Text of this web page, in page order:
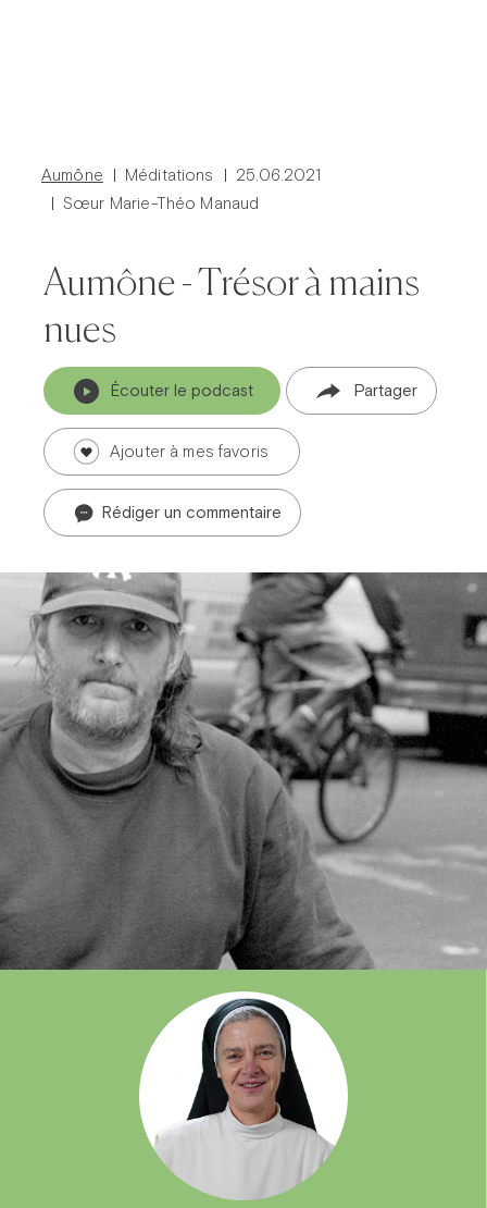
Prier dans la ville
Théobule
Aumône Méditations
25.06.2021
Sœur Marie-Théo Manaud
Aumône - Trésor à mains
nues
Écouter le podcast Partager
Ajouter à mes favoris
Rédiger un commentaire